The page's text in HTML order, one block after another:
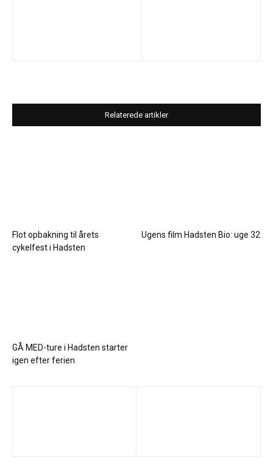
Relaterede artikler
Flot opbakning til årets
cykelfest i Hadsten
Ugens film Hadsten Bio: uge 32
GÅ MED-ture i Hadsten starter
igen efter ferien